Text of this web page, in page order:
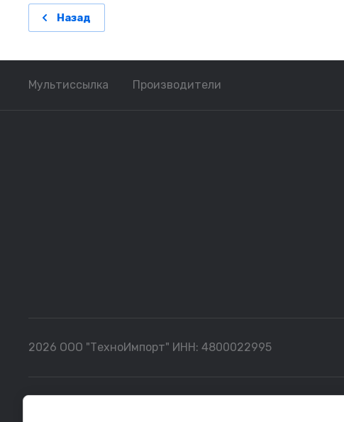
Назад
Мультиссылка Производители
2026 ООО "ТехноИмпорт" ИНН: 4800022995